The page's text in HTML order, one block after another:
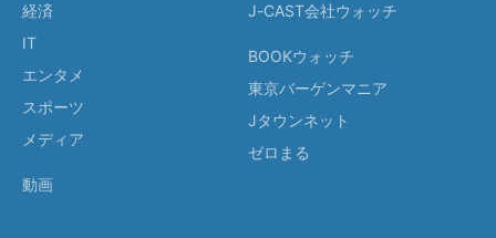
経済
IT
エンタメ
スポーツ
メディア
動画
J-CAST会社ウォッチ
BOOKウォッチ
東京バーゲンマニア
Jタウンネット
ゼロまる